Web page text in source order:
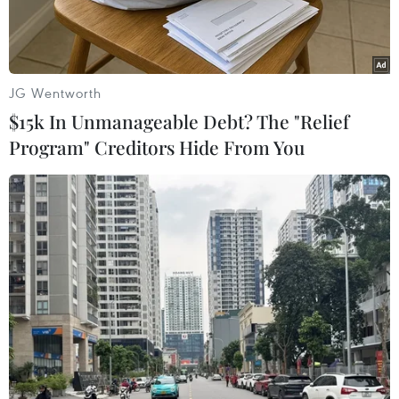
Nẵng.
Khu nhà ở dành cho người thu nhập thấp tại phường Nại Hiên
Đông, quận Sơn Trà, Đà Nẵng. (Ảnh: Tuấn Anh/TTXVN)
Thanh tra Bộ Xây dựng vừa có Quyết định thanh
JG Wentworth
$15k In Unmanageable Debt? The "Relief
Program" Creditors Hide From You